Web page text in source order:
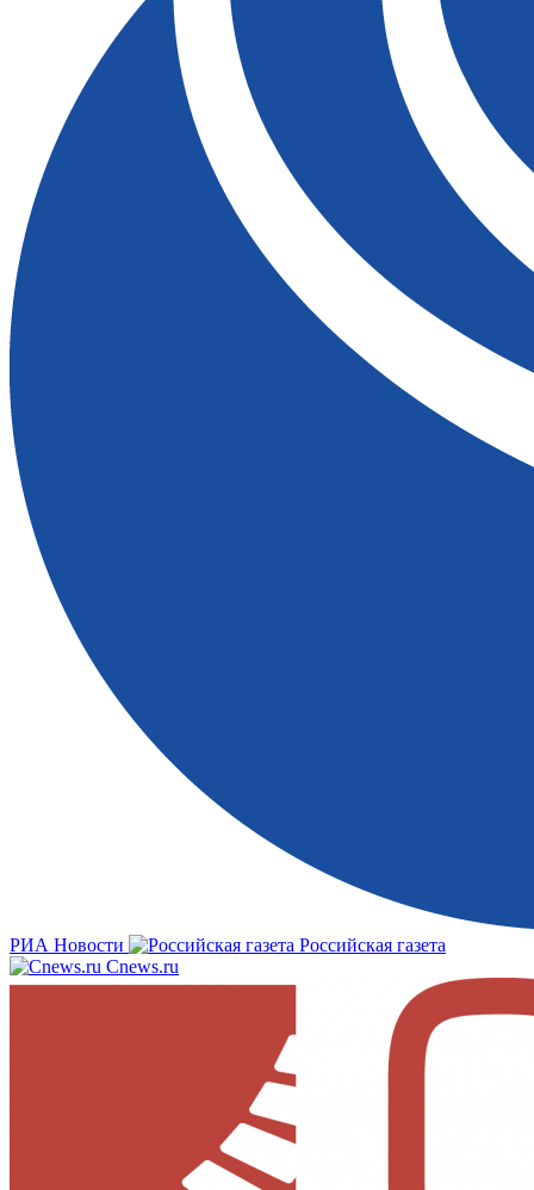
РИА Новости
Российская газета
Cnews.ru